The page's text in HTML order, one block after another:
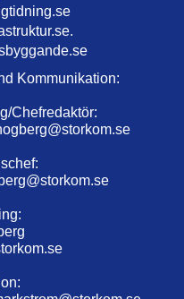
Kommunikation:
Chefredaktör: